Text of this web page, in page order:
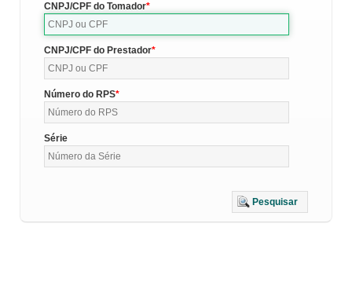
CNPJ/CPF do Tomador
CNPJ/CPF do Prestador
Número do RPS
Série
Pesquisar